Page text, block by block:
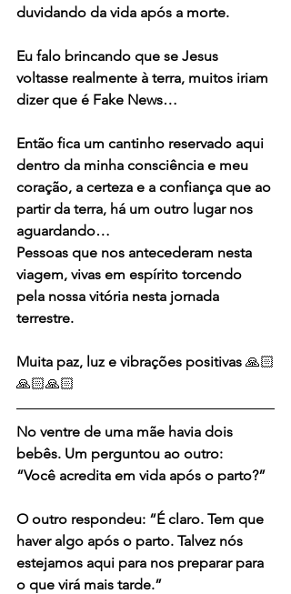
duvidando da vida após a morte.
Eu falo brincando que se Jesus
voltasse realmente à terra, muitos iriam
dizer que é Fake News…
Então fica um cantinho reservado aqui
dentro da minha consciência e meu
coração, a certeza e a confiança que ao
partir da terra, há um outro lugar nos
aguardando…
Pessoas que nos antecederam nesta
viagem, vivas em espírito torcendo
pela nossa vitória nesta jornada
terrestre.
Muita paz, luz e vibrações positivas 🙏🏻
🙏🏻🙏🏻
No ventre de uma mãe havia dois
bebês. Um perguntou ao outro:
“Você acredita em vida após o parto?”
O outro respondeu: “É claro. Tem que
haver algo após o parto. Talvez nós
estejamos aqui para nos preparar para
o que virá mais tarde.”